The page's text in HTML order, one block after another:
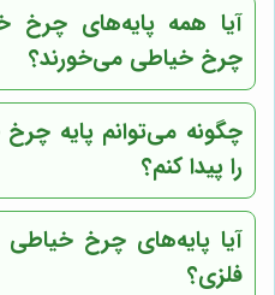
آیا همه پایه‌های
چرخ خیاطی می‌خورند؟
چگونه می‌توانم پایه
را پیدا کنم؟
آیا پایه‌های چرخ خیاطی
فلزی؟